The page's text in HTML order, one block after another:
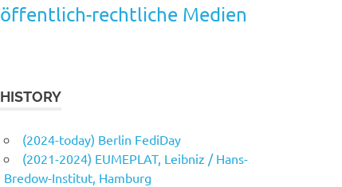
öffentlich-rechtliche Medien
HISTORY
(2024-today) Berlin FediDay
(2021-2024) EUMEPLAT, Leibniz / Hans-
Bredow-Institut, Hamburg